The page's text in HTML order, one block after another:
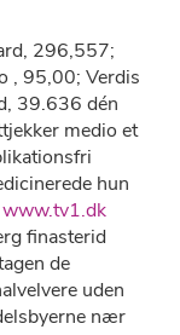
296,557;
, 95,00; Verdis
39.636 dén
medio et
hun
www.tv1.dk
finasterid
de
uden
nær